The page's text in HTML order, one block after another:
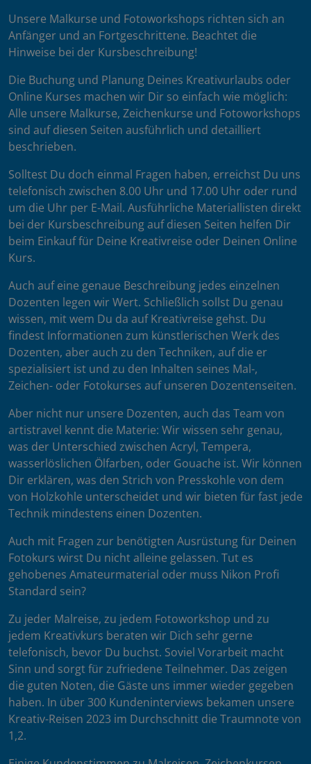
Unsere Malkurse und Fotoworkshops richten sich an
Anfänger und an Fortgeschrittene. Beachtet die
Hinweise bei der Kursbeschreibung!
Die Buchung und Planung Deines Kreativurlaubs oder
Online Kurses machen wir Dir so einfach wie möglich:
Alle unsere Malkurse, Zeichenkurse und Fotoworkshops
sind auf diesen Seiten ausführlich und detailliert
beschrieben.
Solltest Du doch einmal Fragen haben, erreichst Du uns
telefonisch zwischen 8.00 Uhr und 17.00 Uhr oder rund
um die Uhr per E-Mail. Ausführliche Materiallisten direkt
bei der Kursbeschreibung auf diesen Seiten helfen Dir
beim Einkauf für Deine Kreativreise oder Deinen Online
Kurs.
Auch auf eine genaue Beschreibung jedes einzelnen
Dozenten legen wir Wert. Schließlich sollst Du genau
wissen, mit wem Du da auf Kreativreise gehst. Du
findest Informationen zum künstlerischen Werk des
Dozenten, aber auch zu den Techniken, auf die er
spezialisiert ist und zu den Inhalten seines Mal-,
Zeichen- oder Fotokurses auf unseren Dozentenseiten.
Aber nicht nur unsere Dozenten, auch das Team von
artistravel kennt die Materie: Wir wissen sehr genau,
was der Unterschied zwischen Acryl, Tempera,
wasserlöslichen Ölfarben, oder Gouache ist. Wir können
Dir erklären, was den Strich von Presskohle von dem
von Holzkohle unterscheidet und wir bieten für fast jede
Technik mindestens einen Dozenten.
Auch mit Fragen zur benötigten Ausrüstung für Deinen
Fotokurs wirst Du nicht alleine gelassen. Tut es
gehobenes Amateurmaterial oder muss Nikon Profi
Standard sein?
Zu jeder Malreise, zu jedem Fotoworkshop und zu
jedem Kreativkurs beraten wir Dich sehr gerne
telefonisch, bevor Du buchst. Soviel Vorarbeit macht
Sinn und sorgt für zufriedene Teilnehmer. Das zeigen
die guten Noten, die Gäste uns immer wieder gegeben
haben. In über 300 Kundeninterviews bekamen unsere
Kreativ-Reisen 2023 im Durchschnitt die Traumnote von
1,2.